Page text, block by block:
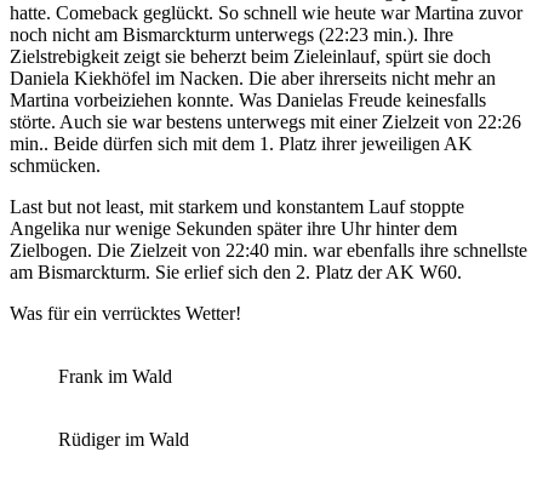
hatte. Comeback geglückt. So schnell wie heute war Martina zuvor
noch nicht am Bismarckturm unterwegs (22:23 min.). Ihre
Zielstrebigkeit zeigt sie beherzt beim Zieleinlauf, spürt sie doch
Daniela Kiekhöfel im Nacken. Die aber ihrerseits nicht mehr an
Martina vorbeiziehen konnte. Was Danielas Freude keinesfalls
störte. Auch sie war bestens unterwegs mit einer Zielzeit von 22:26
min.. Beide dürfen sich mit dem 1. Platz ihrer jeweiligen AK
schmücken.
Last but not least, mit starkem und konstantem Lauf stoppte
Angelika nur wenige Sekunden später ihre Uhr hinter dem
Zielbogen. Die Zielzeit von 22:40 min. war ebenfalls ihre schnellste
am Bismarckturm. Sie erlief sich den 2. Platz der AK W60.
Was für ein verrücktes Wetter!
Frank im Wald
Rüdiger im Wald